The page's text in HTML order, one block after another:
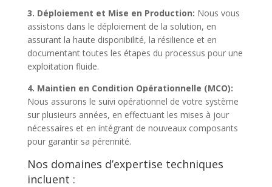
3. Déploiement et Mise en Production: Nous vous
assistons dans le déploiement de la solution, en
assurant la haute disponibilité, la résilience et en
documentant toutes les étapes du processus pour une
exploitation fluide.
4. Maintien en Condition Opérationnelle (MCO):
Nous assurons le suivi opérationnel de votre système
sur plusieurs années, en effectuant les mises à jour
nécessaires et en intégrant de nouveaux composants
pour garantir sa pérennité.
Nos domaines d’expertise techniques
incluent :